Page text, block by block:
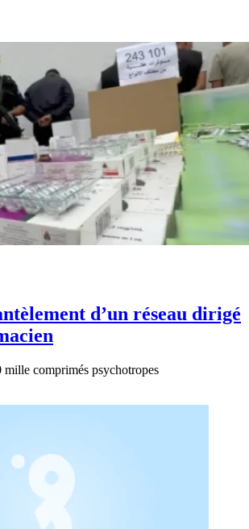
d’un réseau dirigé
mille comprimés psychotropes